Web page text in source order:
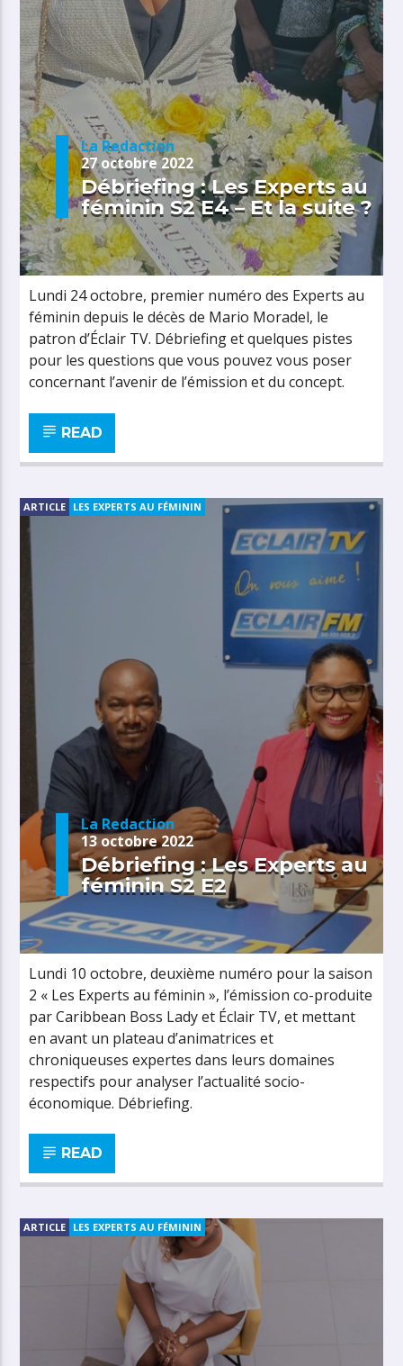
La Redaction
27 octobre 2022
Débriefing : Les Experts au
féminin S2 E4 – Et la suite ?
Lundi 24 octobre, premier numéro des Experts au
féminin depuis le décès de Mario Moradel, le
patron d’Éclair TV. Débriefing et quelques pistes
pour les questions que vous pouvez vous poser
concernant l’avenir de l’émission et du concept.
READ
ARTICLE LES EXPERTS AU FÉMININ
La Redaction
13 octobre 2022
Débriefing : Les Experts au
féminin S2 E2
Lundi 10 octobre, deuxième numéro pour la saison
2 « Les Experts au féminin », l’émission co-produite
par Caribbean Boss Lady et Éclair TV, et mettant
en avant un plateau d’animatrices et
chroniqueuses expertes dans leurs domaines
respectifs pour analyser l’actualité socio-
économique. Débriefing.
READ
ARTICLE LES EXPERTS AU FÉMININ